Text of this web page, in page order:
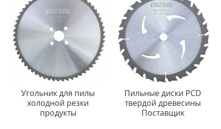
Угольник для пилы
холодной резки
продукты
Пильные диски PCD
твердой древесины
Поставщик